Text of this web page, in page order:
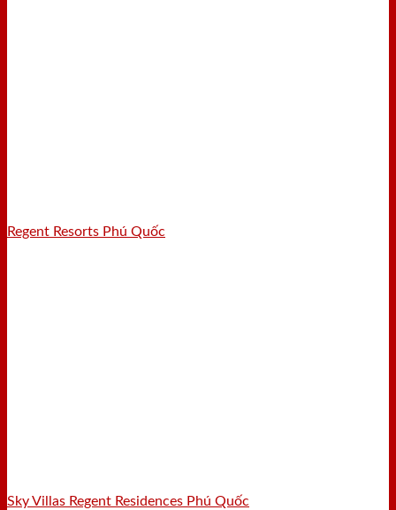
Regent Resorts Phú Quốc
Sky Villas Regent Residences Phú Quốc